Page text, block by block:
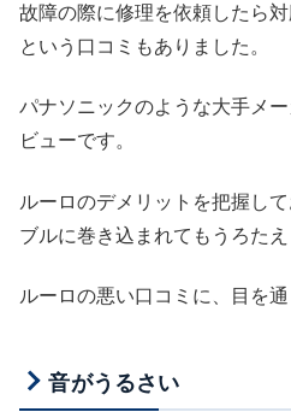
故障の際に修理を依頼したら
という口コミもありました。
パナソニックのような大手メ
ビューです。
ルーロのデメリットを把握し
ブルに巻き込まれてもうろたえ
ルーロの悪い口コミに、目を通
音がうるさい